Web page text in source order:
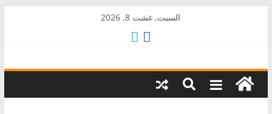
السبت, غشت 8, 2026
AkalPress
منبر